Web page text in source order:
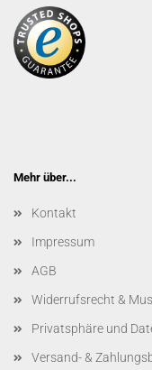
Mehr über...
Kontakt
Impressum
AGB
Widerrufsrecht &
Privatsphäre und
Versand- &